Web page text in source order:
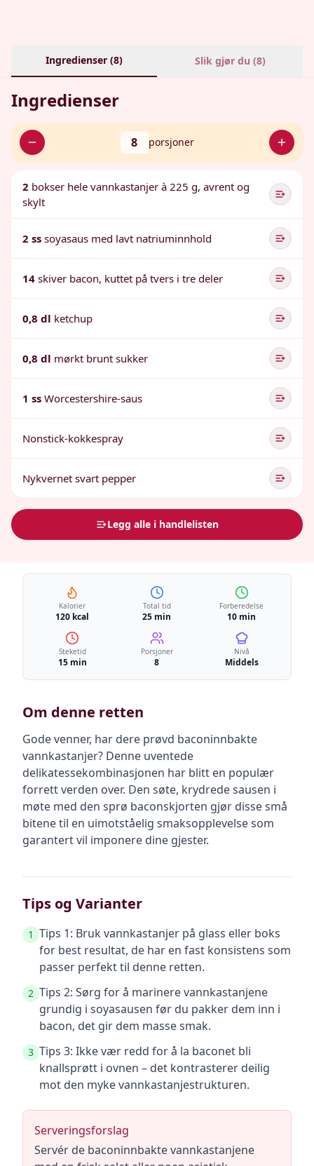
Ingredienser (8) Slik gjør du (8)
Ingredienser
8 porsjoner
2 bokser hele vannkastanjer à 225 g, avrent og
skylt
2 ss soyasaus med lavt natriuminnhold
14 skiver bacon, kuttet på tvers i tre deler
0,8 dl ketchup
0,8 dl mørkt brunt sukker
1 ss Worcestershire-saus
Nonstick-kokkespray
Nykvernet svart pepper
Legg alle i handlelisten
Kalorier
120 kcal
Total tid
25 min
Forberedelse
10 min
Steketid
15 min
Porsjoner
8
Nivå
Middels
Om denne retten
Gode venner, har dere prøvd baconinnbakte
vannkastanjer? Denne uventede
delikatessekombinasjonen har blitt en populær
forrett verden over. Den søte, krydrede sausen i
møte med den sprø baconskjorten gjør disse små
bitene til en uimotståelig smaksopplevelse som
garantert vil imponere dine gjester.
Tips og Varianter
1 Tips 1: Bruk vannkastanjer på glass eller boks
for best resultat, de har en fast konsistens som
passer perfekt til denne retten.
2 Tips 2: Sørg for å marinere vannkastanjene
grundig i soyasausen før du pakker dem inn i
bacon, det gir dem masse smak.
3 Tips 3: Ikke vær redd for å la baconet bli
knallsprøtt i ovnen – det kontrasterer deilig
mot den myke vannkastanjestrukturen.
Serveringsforslag
Servér de baconinnbakte vannkastanjene